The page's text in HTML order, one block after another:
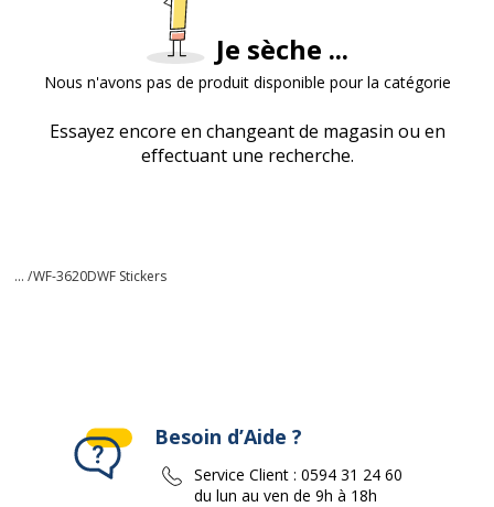
Je sèche ...
Nous n'avons pas de produit disponible pour la catégorie
Essayez encore en changeant de magasin ou en
effectuant une recherche.
... /WF-3620DWF Stickers
Besoin d’Aide ?
Service Client : 0594 31 24 60
du lun au ven de 9h à 18h